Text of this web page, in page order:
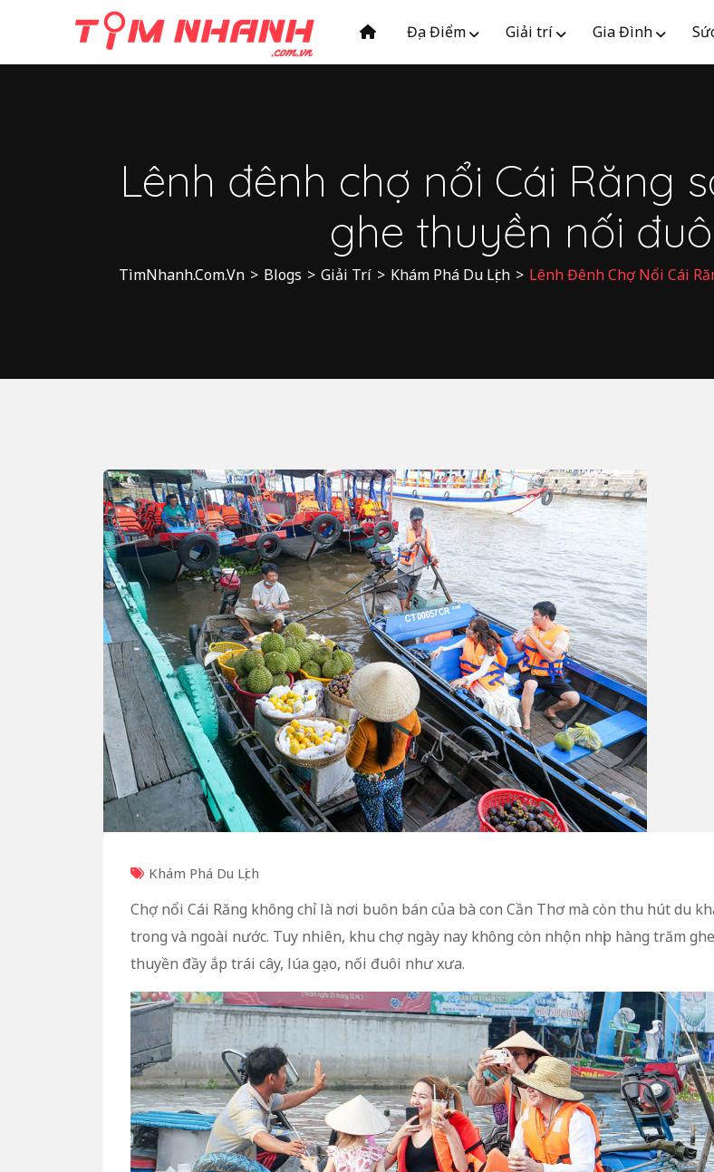
Địa Điểm Giải trí Gia Đình
Lênh đênh chợ nổi Cái Răng
ghe thuyền nối
TìmNhanh.Com.Vn > Blogs > Giải Trí > Khám Phá Du Lịch > Lênh Đênh Chợ Nổi Cái
Khám Phá Du Lịch
Chợ nổi Cái Răng không chỉ là nơi buôn bán của bà con Cần Thơ mà còn thu hút du
trong và ngoài nước. Tuy nhiên, khu chợ ngày nay không còn nhộn nhịp hàng trăm
thuyền đầy ắp trái cây, lúa gạo, nối đuôi như xưa.